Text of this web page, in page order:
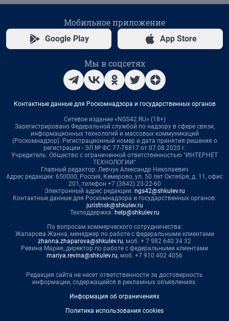
Мобильное приложение
Google Play App Store
Мы в соцсетях
Контактные данные для Роскомнадзора и государственных органов
Сетевое издание «NGS42.RU» (18+)
Зарегистрировано Федеральной службой по надзору в сфере связи,
информационных технологий и массовых коммуникаций
(Роскомнадзор). Регистрационный номер и дата принятия решения о
регистрации - ЭЛ № ФС 77-78817 от 07.08.2020 г.
Учредитель: Общество с ограниченной ответственностью "ИНТЕРНЕТ
ТЕХНОЛОГИИ"
Главный редактор: Левчук Александр Николаевич
Адрес редакции: 650000, Россия, Кемерово, ул. 50 лет Октября, д. 11, офис
201, телефон +7 (3842) 23-22-60
Электронный адрес редакции: ngs42@shkulev.ru
Контактные данные для Роскомнадзора и государственных органов:
juristnsk@shkulev.ru
Техподдержка: help@shkulev.ru
По вопросам коммерческого сотрудничества:
Жапарова Жанна, менеджер по работе с федеральными клиентами
zhanna.zhaparova@shkulev.ru, моб. + 7 982 640 34 32
Ревина Мария, директор по работе с федеральными клиентами
mariya.revina@shkulev.ru, моб. +7 910 402 4056
Редакция сайта не несет ответственности за достоверность
информации, содержащейся в рекламных объявлениях.
Информация об ограничениях
Политика использования cookies